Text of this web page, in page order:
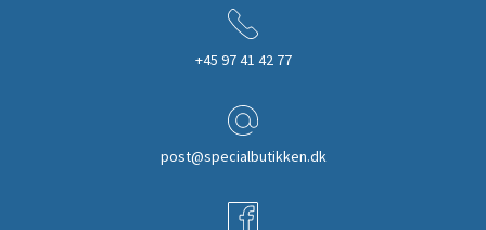
+45 97 41 42 77
post@specialbutikken.dk